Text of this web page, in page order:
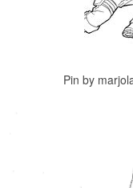
Pin by